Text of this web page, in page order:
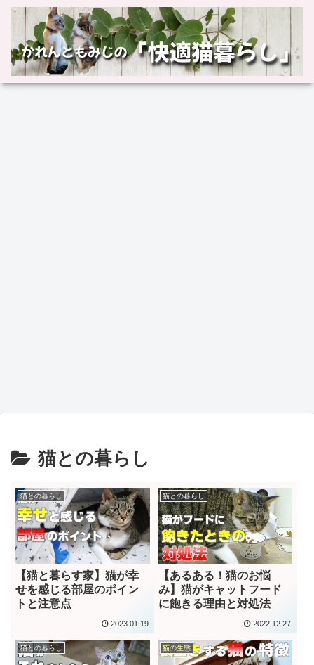
猫との暮らし
猫との暮らし
【猫と暮らす家】猫が幸
せを感じる部屋のポイン
トと注意点
2023.01.19
猫との暮らし
【あるある！猫のお悩
み】猫がキャットフード
に飽きる理由と対処法
2022.12.27
猫との暮らし 猫の生態